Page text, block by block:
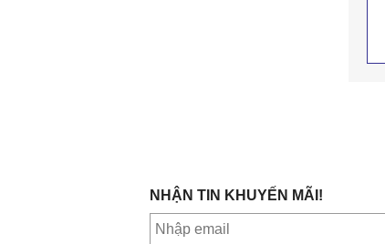
NHẬN TIN KHUYẾN MÃI!